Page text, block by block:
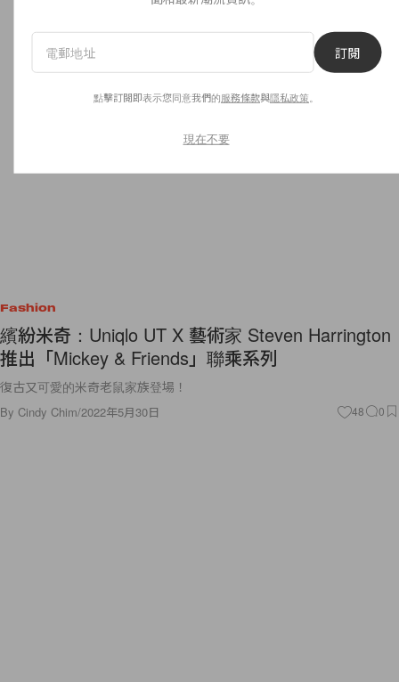
Fashion
繽紛米奇：Uniqlo UT X 藝術家 Steven Harrington
推出「Mickey & Friends」聯乘系列
復古又可愛的米奇老鼠家族登場！
By Cindy Chim/2022年5月30日 48 0
訂閱
點擊訂閱即表示您同意我們的服務條款與隱私政策
現在不要